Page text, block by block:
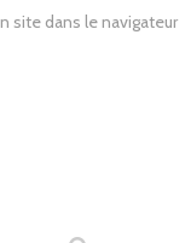
site dans le navigateur